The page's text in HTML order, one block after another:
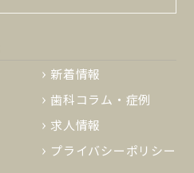
新着情報
歯科コラム・症例
求人情報
プライバシーポリシー